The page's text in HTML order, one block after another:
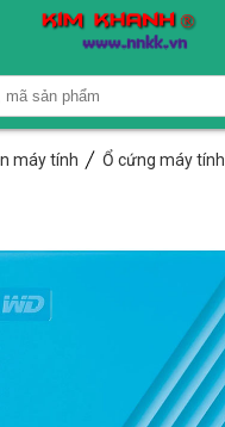
máy tính Ổ cứng máy tính